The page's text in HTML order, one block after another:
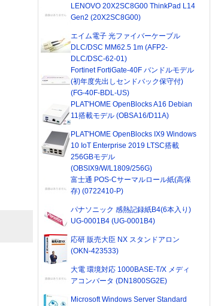
LENOVO 20X2SC8G00 ThinkPad L14
Gen2 (20X2SC8G00)
エイム電子 光ファイバーケーブル
DLC/DSC MM62.5 1m (AFP2-
DLC/DSC-62-01)
Fortinet FortiGate-40F バンドルモデル
(初年度先出しセンドバック保守付)
(FG-40F-BDL-US)
PLAT'HOME OpenBlocks A16 Debian
11搭載モデル (OBSA16/D11A)
PLAT'HOME OpenBlocks IX9 Windows
10 IoT Enterprise 2019 LTSC搭載
256GBモデル
(OBSIX9/W/L1809/256G)
富士通 POS-Cサーマルロール紙(高保
存) (0722410-P)
パナソニック 感熱記録紙B4(6本入り)
UG-0001B4 (UG-0001B4)
応研 販売大臣 NX スタンドアロン
(OKN-423533)
大電 環境対応 1000BASE-T/X メディ
アコンバータ (DN1800SG2E)
Microsoft Windows Server Standard